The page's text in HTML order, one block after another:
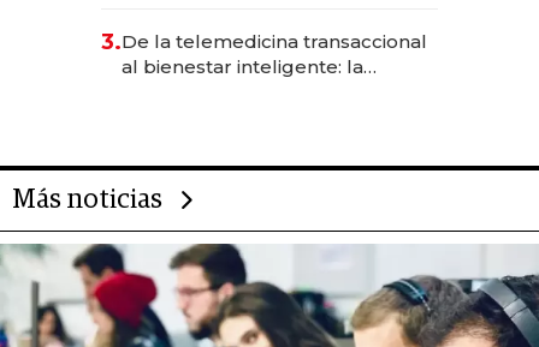
las marcas "fast premium"
3.De la telemedicina transaccional
al bienestar inteligente: la
Más noticias